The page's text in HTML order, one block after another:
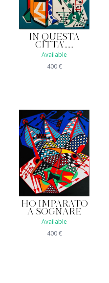
IN QUESTA
CITTA'......
Available
400€
HO IMPARATO
A SOGNARE
Available
400€